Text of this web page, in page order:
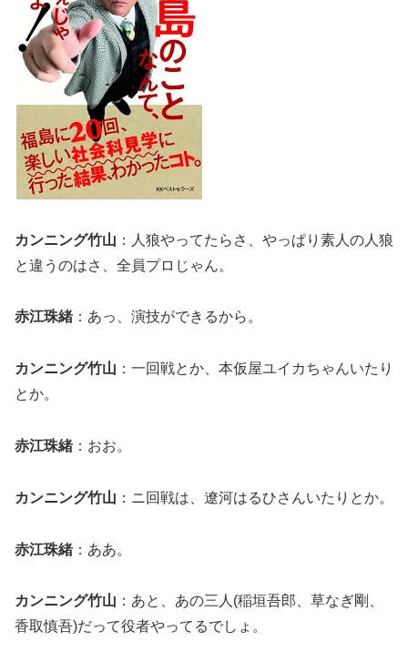
カンニング竹山 ：人狼やってたらさ、やっぱり素人の人狼
と違うのはさ、全員プロじゃん。
赤江珠緒 ：あっ、演技ができるから。
カンニング竹山 ：一回戦とか、本仮屋ユイカちゃんいたり
とか。
赤江珠緒 ：おお。
カンニング竹山 ：ニ回戦は、遼河はるひさんいたりとか。
赤江珠緒 ：ああ。
カンニング竹山 ：あと、あの三人(稲垣吾郎、草なぎ剛、
香取慎吾)だって役者やってるでしょ。